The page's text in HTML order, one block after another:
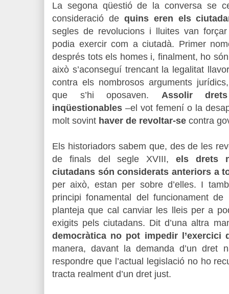
La segona qüestió de la conversa se
consideració de quins eren els
segles de revolucions i lluites van
podia exercir com a ciutadà. Primer
després tots els homes i, finalment, ho
això s’aconseguí trencant la legalitat
contra els nombrosos arguments
que s’hi oposaven. Assolir
inqüestionables –el vot femení o la
molt sovint haver de revoltar-se contra
Els historiadors sabem que, des de les
de finals del segle XVIII, els drets
ciutadans són considerats ante­riors a
per això, estan per sobre d’elles. I
principi fonamental del funcionament
planteja que cal canviar les lleis per a
exigits pels ciutadans. Dit d’una altra
democràtica no pot impedir l’exercici
manera, davant la demanda d’un dret
respondre que l’actual legislació no ho
tracta ­realment d’un dret just.